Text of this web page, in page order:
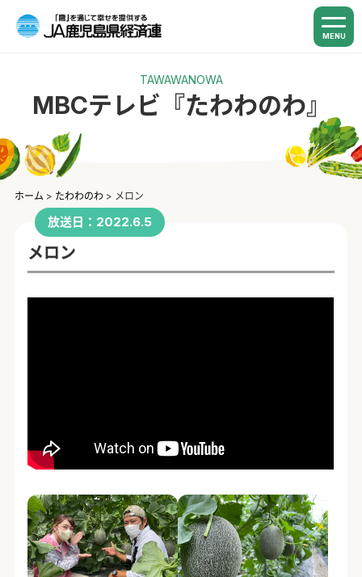
MENU
TAWAWANOWA
MBCテレビ『たわわのわ』
ホーム > たわわのわ > メロン
放送日：2022.6.5
メロン